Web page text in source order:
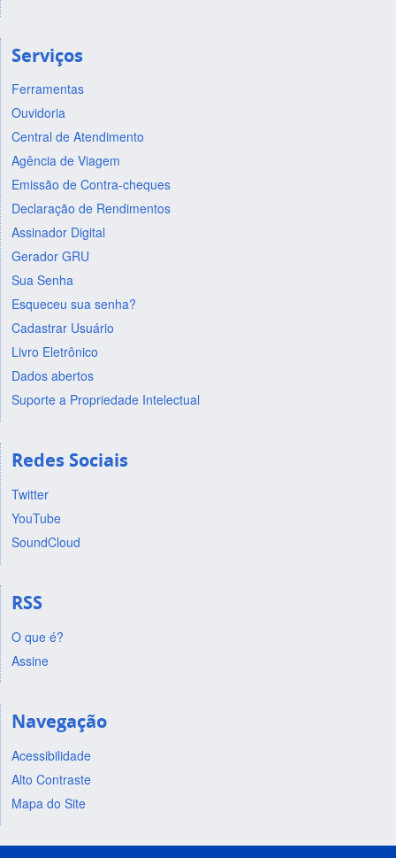
Serviços
Ferramentas
Ouvidoria
Central de Atendimento
Agência de Viagem
Emissão de Contra-cheques
Declaração de Rendimentos
Assinador Digital
Gerador GRU
Sua Senha
Esqueceu sua senha?
Cadastrar Usuário
Livro Eletrônico
Dados abertos
Suporte a Propriedade Intelectual
Redes Sociais
Twitter
YouTube
SoundCloud
RSS
O que é?
Assine
Navegação
Acessibilidade
Alto Contraste
Mapa do Site